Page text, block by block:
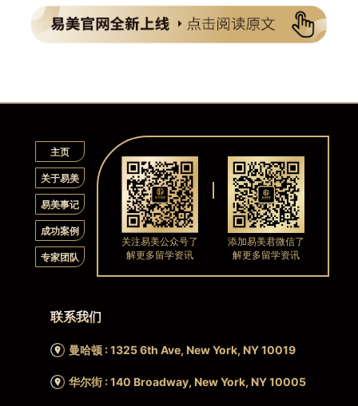
主页
关于易美
易美事记
成功案例
专家团队
联系我们
曼哈顿 : 1325 6th Ave, New York, NY 10019
华尔街 : 140 Broadway, New York, NY 10005
关注易美公众号了
解更多留学资讯
添加易美君微信了
解更多留学资讯